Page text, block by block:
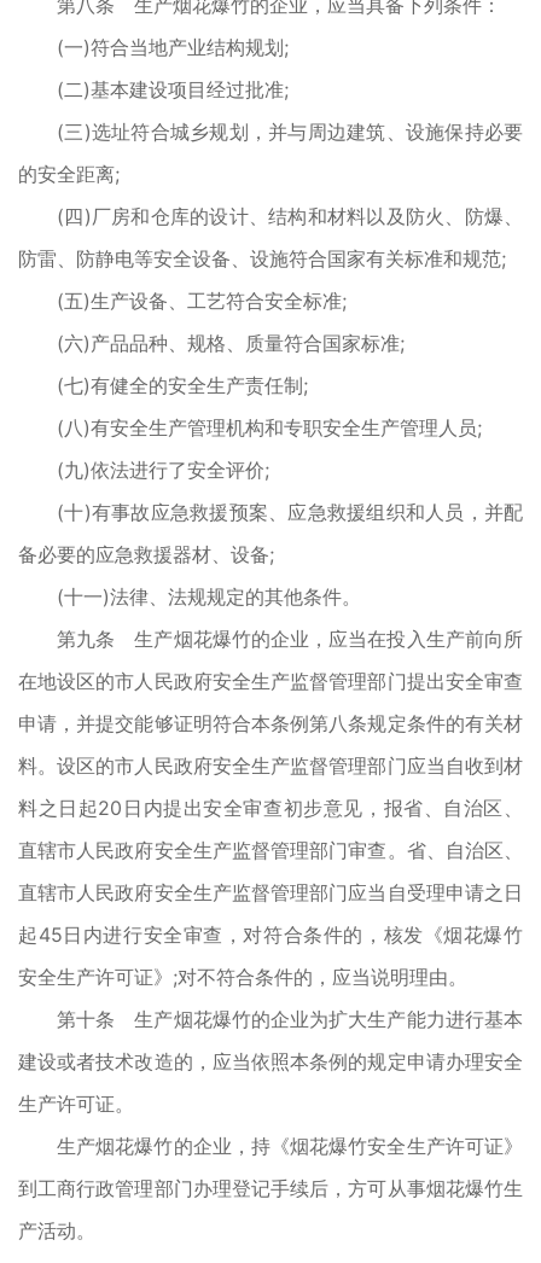
第八条 生产烟花爆竹的企业，应当具备下列条件：
(一)符合当地产业结构规划;
(二)基本建设项目经过批准;
(三)选址符合城乡规划，并与周边建筑、设施保持必要
的安全距离;
(四)厂房和仓库的设计、结构和材料以及防火、防爆、
防雷、防静电等安全设备、设施符合国家有关标准和规范;
(五)生产设备、工艺符合安全标准;
(六)产品品种、规格、质量符合国家标准;
(七)有健全的安全生产责任制;
(八)有安全生产管理机构和专职安全生产管理人员;
(九)依法进行了安全评价;
(十)有事故应急救援预案、应急救援组织和人员，并配
备必要的应急救援器材、设备;
(十一)法律、法规规定的其他条件。
第九条 生产烟花爆竹的企业，应当在投入生产前向所
在地设区的市人民政府安全生产监督管理部门提出安全审查
申请，并提交能够证明符合本条例第八条规定条件的有关材
料。设区的市人民政府安全生产监督管理部门应当自收到材
料之日起20日内提出安全审查初步意见，报省、自治区、
直辖市人民政府安全生产监督管理部门审查。省、自治区、
直辖市人民政府安全生产监督管理部门应当自受理申请之日
起45日内进行安全审查，对符合条件的，核发《烟花爆竹
安全生产许可证》;对不符合条件的，应当说明理由。
第十条 生产烟花爆竹的企业为扩大生产能力进行基本
建设或者技术改造的，应当依照本条例的规定申请办理安全
生产许可证。
生产烟花爆竹的企业，持《烟花爆竹安全生产许可证》
到工商行政管理部门办理登记手续后，方可从事烟花爆竹生
产活动。